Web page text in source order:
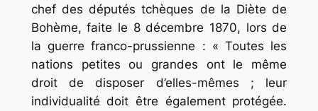
chef des députés tchèques de la Diète de
Bohème, faite le 8 décembre 1870, lors de
la guerre franco-prussienne : « Toutes les
nations petites ou grandes ont le même
droit de disposer d’elles-mêmes ; leur
individualité doit être également protégée.